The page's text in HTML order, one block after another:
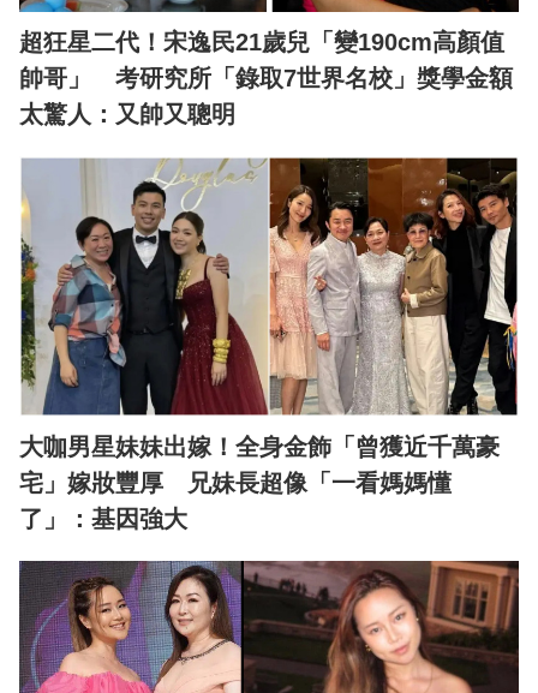
超狂星二代！宋逸民21歲兒「變190cm高顏值
帥哥」 考研究所「錄取7世界名校」獎學金額
太驚人：又帥又聰明
大咖男星妹妹出嫁！全身金飾「曾獲近千萬豪
宅」嫁妝豐厚 兄妹長超像「一看媽媽懂
了」：基因強大